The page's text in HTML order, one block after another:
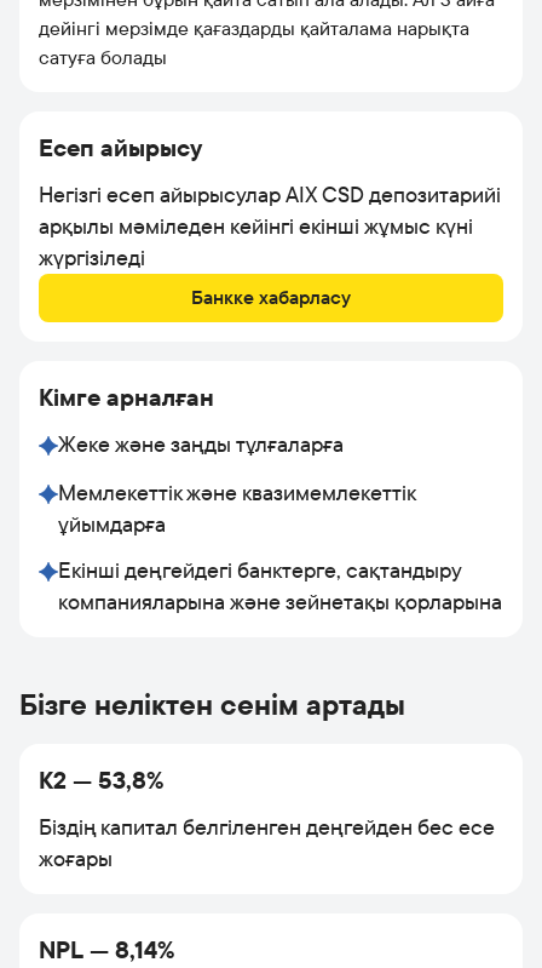
дейінгі мерзімде қағаздарды қайталама нарықта
сатуға болады
Есеп айырысу
Негізгі есеп айырысулар AIX CSD депозитарийі
арқылы мәміледен кейінгі екінші жұмыс күні
жүргізіледі
Банкке хабарласу
Кімге арналған
Жеке және заңды тұлғаларға
Мемлекеттік және квазимемлекеттік
ұйымдарға
Екінші деңгейдегі банктерге, сақтандыру
компанияларына және зейнетақы қорларына
Бізге неліктен сенім артады
K2 — 53,8%
Біздің капитал белгіленген деңгейден бес есе
жоғары
NPL — 8,14%